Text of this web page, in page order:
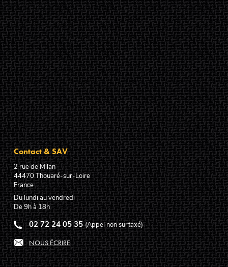
Contact & SAV
2 rue de Milan
44470Thouaré-sur-Loire
France
Du lundi au vendredi
De 9h à 18h
02 72 24 05 35 (Appel non surtaxé)
NOUS ÉCRIRE